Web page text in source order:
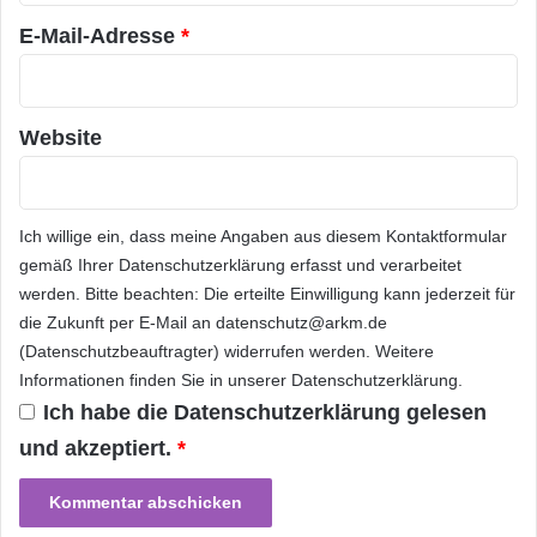
Herausforderung anzunehmen, sollten Sie den
Mobilfunksektor unbedingt als mögliche
Welche Positionen bieten sich
im Mobilfunksektor an?
Im Mobilfunksektor gibt es eine Vielzahl von
Karrieremöglichkeiten für unterschiedliche
Fachrichtungen und Qualifikationen. Hier sind
einige der gängigsten Positionen:
Netzwerktechniker: Diese Fachleute sind
für die Planung, Installation und Wartung
r
s
a
m
e
l
b
e
i
s
a
l
t
a
g
E-Mail-Adresse *
Website
Ich willige ein, dass meine Angaben aus diesem Kontaktformular
gemäß Ihrer Datenschutzerklärung erfasst und verarbeitet
werden. Bitte beachten: Die erteilte Einwilligung kann jederzeit für
die Zukunft per E-Mail an datenschutz@arkm.de
(Datenschutzbeauftragter) widerrufen werden. Weitere
Informationen finden Sie in unserer Datenschutzerklärung.
Ich habe die Datenschutzerklärung gelesen
und akzeptiert. *